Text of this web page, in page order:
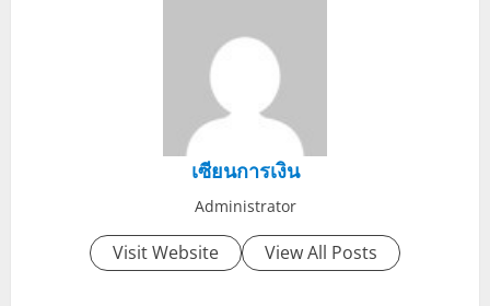
เซียนการเงิน
Administrator
Visit Website View All Posts